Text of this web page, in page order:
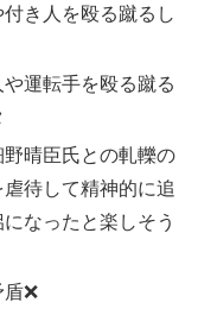
き人を殴る蹴るし
運転手を殴る蹴る
晴臣氏との軋轢の
待して精神的に追
なったと楽しそう
❌